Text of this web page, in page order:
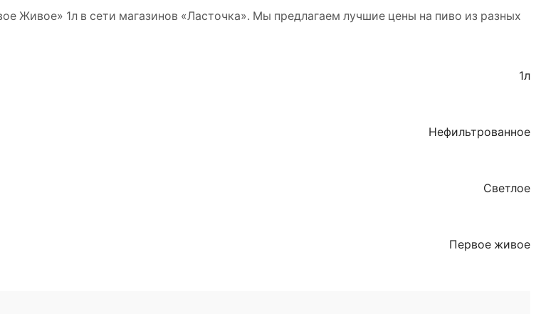
Живое» 1л в сети магазинов «Ласточка». Мы предлагаем лучшие цены на пиво из разных
1л
Нефильтрованное
Светлое
Первое живое